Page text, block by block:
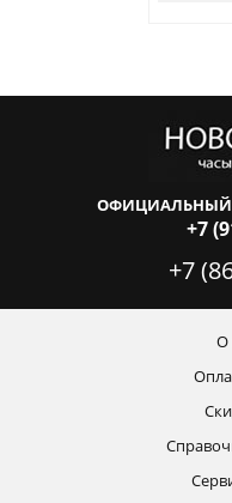
ОФИЦИАЛЬНЫЙ
+7
+7
О